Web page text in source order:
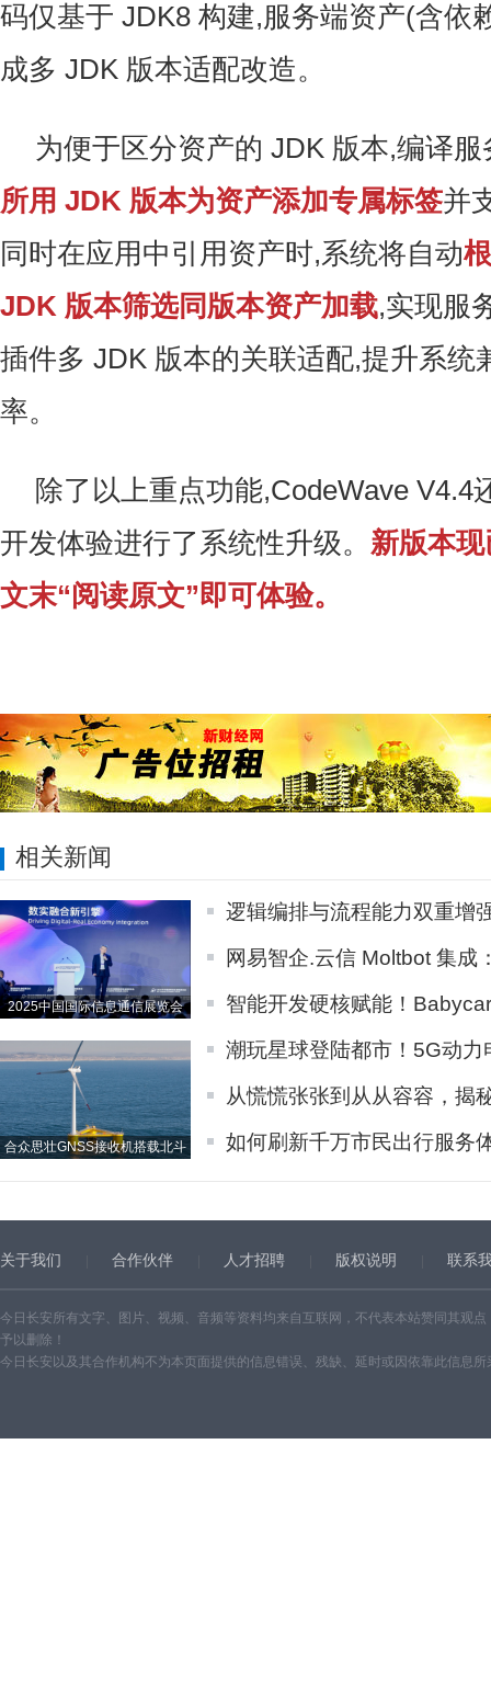
码仅基于 JDK8 构建,服务端资产(含依
成多 JDK 版本适配改造。
为便于区分资产的 JDK 版本,编译
所用 JDK 版本为资产添加专属标签并
同时在应用中引用资产时,系统将自动
JDK 版本筛选同版本资产加载,实现服
插件多 JDK 版本的关联适配,提升系统
率。
除了以上重点功能,CodeWave V4.4
开发体验进行了系统性升级。 新版本
文末“阅读原文”即可体验。
相关新闻
2025中国国际信息通信展览会
合众思壮GNSS接收机搭载北斗
逻辑编排与流程能力双重增
网易智企.云信 Moltbot 集成
智能开发硬核赋能！
潮玩星球登陆都市！5G动
从慌慌张张到从从容容，揭
如何刷新千万市民出行服务
关于我们 合作伙伴 人才招聘 版权说明 联系
今日长安所有文字、图片、视频、音频等资料均来自互联网，不代表本站赞同其观
予以删除！
今日长安以及其合作机构不为本页面提供的信息错误、残缺、延时或因依靠此信息